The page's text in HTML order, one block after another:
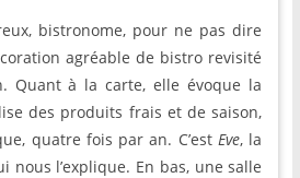
bistronome, pour ne pas dire
agréable de bistro revisité
Quant à la carte, elle évoque la
des produits frais et de saison,
quatre fois par an. C’est Eve, la
nous l’explique. En bas, une salle